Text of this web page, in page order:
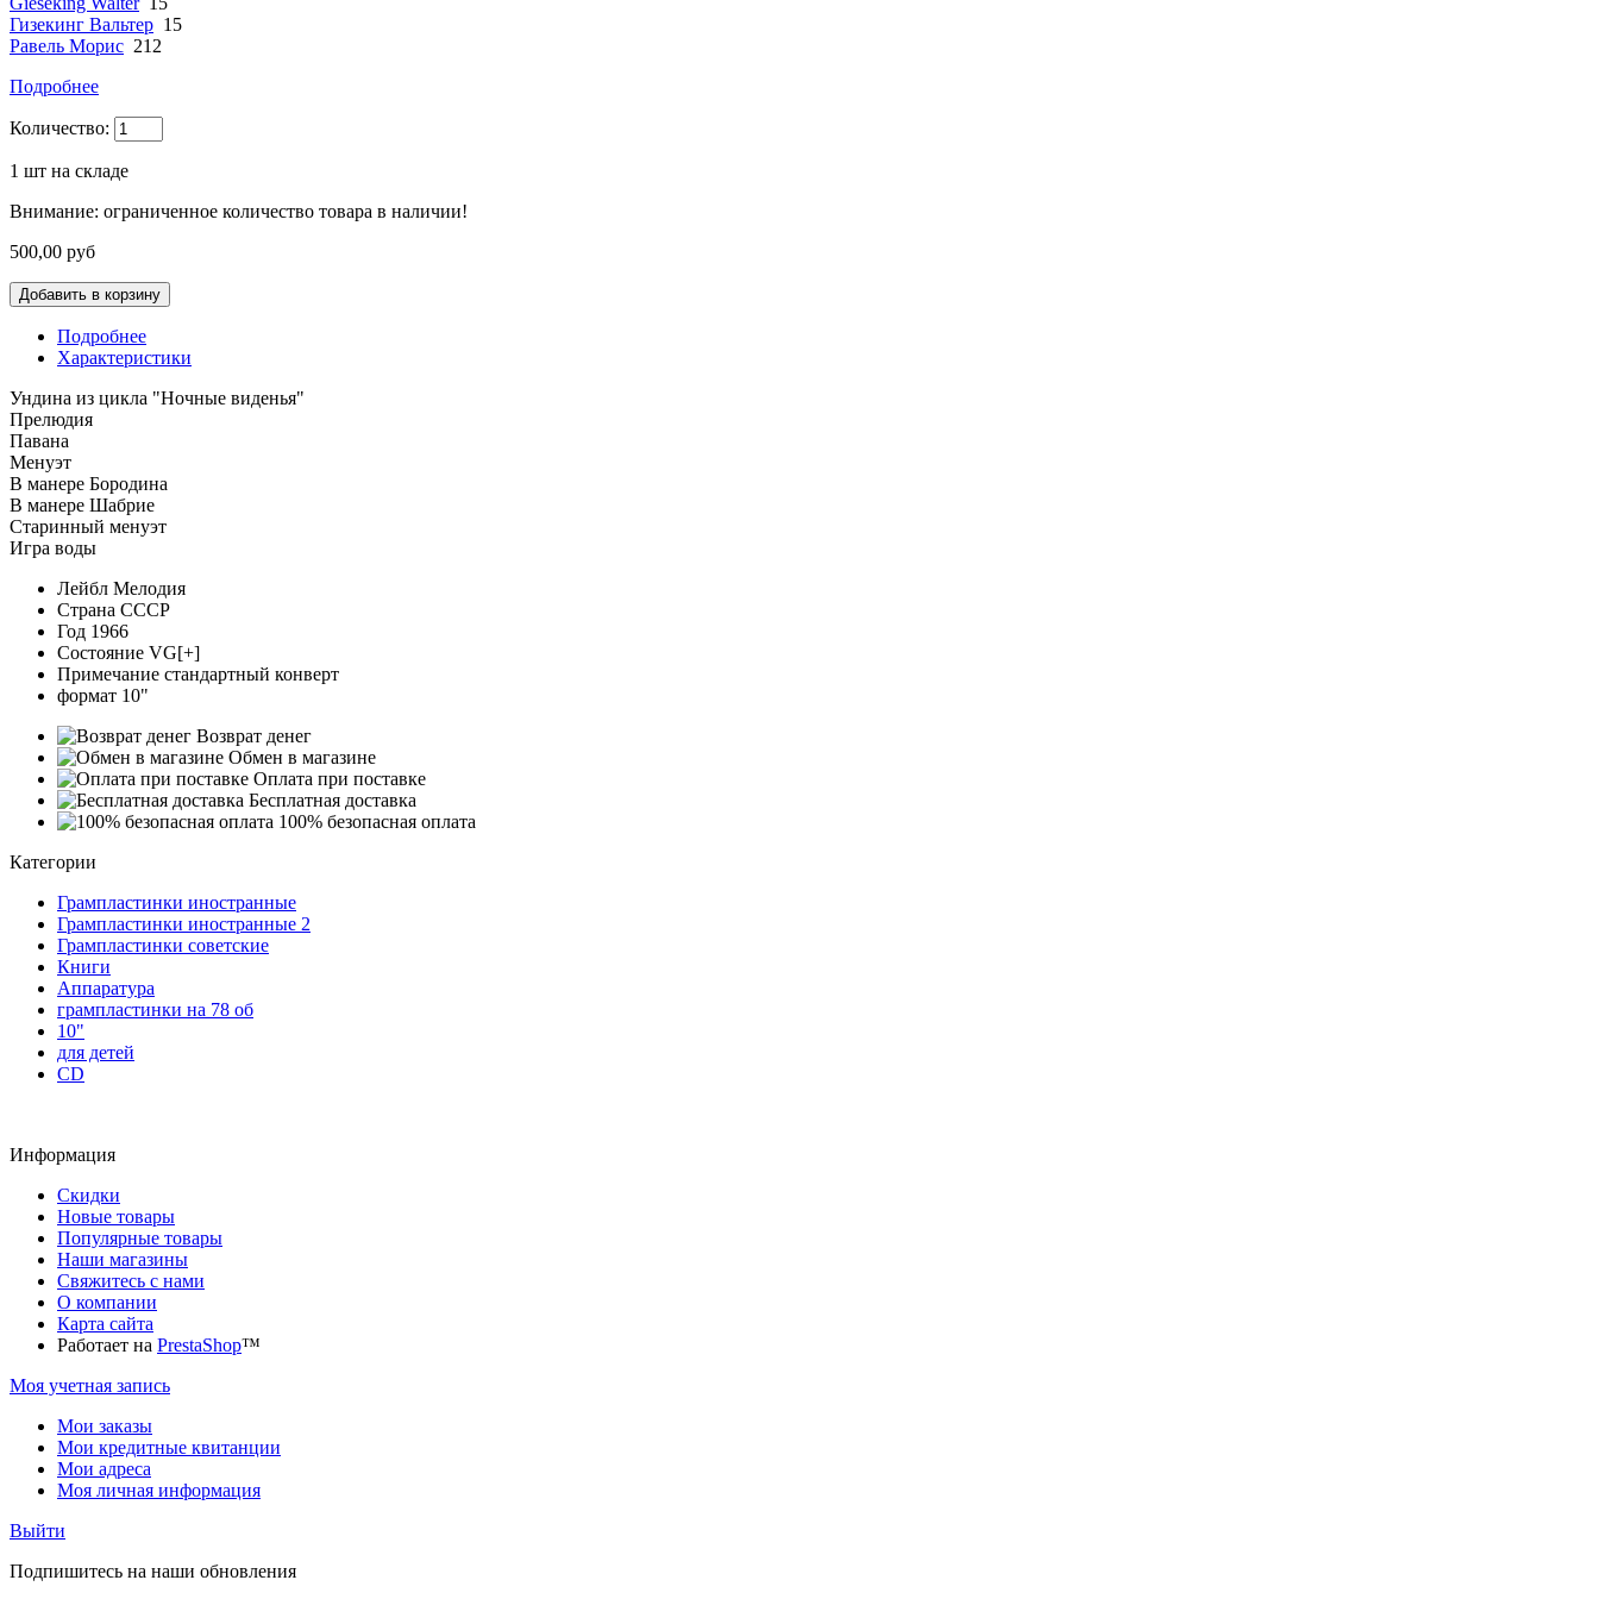
Гизекинг Вальтер 15
Равель Морис 212
Подробнее
Количество:
1 шт на складе
Внимание: ограниченное количество товара в наличии!
500,00 руб
Подробнее
Характеристики
Ундина из цикла "Ночные виденья"
Прелюдия
Павана
Менуэт
В манере Бородина
В манере Шабрие
Старинный менуэт
Игра воды
Лейбл Мелодия
Страна СССР
Год 1966
Состояние VG[+]
Примечание стандартный конверт
формат 10"
Возврат денег
Обмен в магазине
Оплата при поставке
Бесплатная доставка
100% безопасная оплата
Категории
Грампластинки иностранные
Грампластинки иностранные 2
Грампластинки советские
Книги
Аппаратура
грампластинки на 78 об
10"
для детей
CD
Информация
Скидки
Новые товары
Популярные товары
Наши магазины
Свяжитесь с нами
О компании
Карта сайта
Работает на PrestaShop™
Моя учетная запись
Мои заказы
Мои кредитные квитанции
Мои адреса
Моя личная информация
Выйти
Подпишитесь на наши обновления